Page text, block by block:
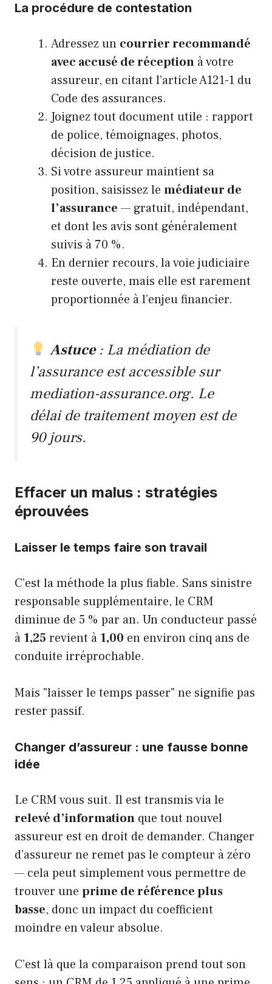
La procédure de contestation
Adressez un courrier recommandé
avec accusé de réception à votre
assureur, en citant l’article A121-1 du
Code des assurances.
Joignez tout document utile : rapport
de police, témoignages, photos,
décision de justice.
Si votre assureur maintient sa
position, saisissez le médiateur de
l’assurance — gratuit, indépendant,
et dont les avis sont généralement
suivis à 70 %.
En dernier recours, la voie judiciaire
reste ouverte, mais elle est rarement
proportionnée à l’enjeu financier.
Astuce: La médiation de
l’assurance est accessible sur
mediation-assurance.org. Le
délai de traitement moyen est de
90 jours.
Effacer un malus : stratégies
éprouvées
Laisser le temps faire son travail
C’est la méthode la plus fiable. Sans sinistre
responsable supplémentaire, le CRM
diminue de 5 % par an. Un conducteur passé
à 1,25 revient à 1,00 en environ cinq ans de
conduite irréprochable.
Mais "laisser le temps passer" ne signifie pas
rester passif.
Changer d’assureur : une fausse bonne
idée
Le CRM vous suit. Il est transmis via le
relevé d’information que tout nouvel
assureur est en droit de demander. Changer
d’assureur ne remet pas le compteur à zéro
— cela peut simplement vous permettre de
trouver une prime de référence plus
basse, donc un impact du coefficient
moindre en valeur absolue.
C’est là que la comparaison prend tout son